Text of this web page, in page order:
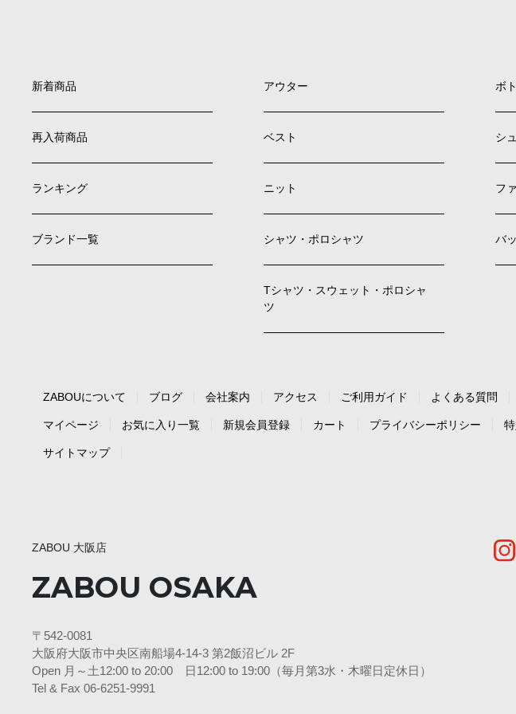
新着商品
再入荷商品
ランキング
ブランド一覧
アウター
ベスト
ニット
シャツ・ポロシャツ
Tシャツ・スウェット・ポロシャ
ツ
ボ
シ
フ
バ
ZABOUについて ブログ 会社案内 アクセス ご利用ガイド よくある質問
マイページ お気に入り一覧 新規会員登録 カート プライバシーポリシー
サイトマップ
ZABOU 大阪店
ZABOU OSAKA
〒542-0081
大阪府大阪市中央区南船場4-14-3 第2飯沼ビル 2F
Open 月～土12:00 to 20:00 日12:00 to 19:00（毎月第3水・木曜日定休日）
Tel & Fax 06-6251-9991